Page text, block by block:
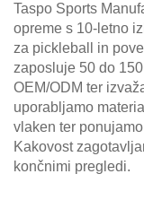
Taspo Sports
opreme s 10-letno
za pickleball in
zaposluje 50 do
OEM/ODM ter
uporabljamo
vlaken ter
Kakovost
končnimi pregledi.